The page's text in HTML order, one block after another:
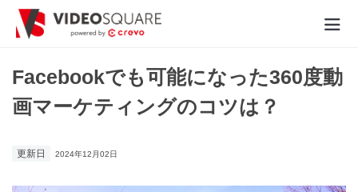
動画制作実績
価格
お役立ち情報
Facebookでも可能になった360度動
画マーケティングのコツは？
更新日 2024年12月02日